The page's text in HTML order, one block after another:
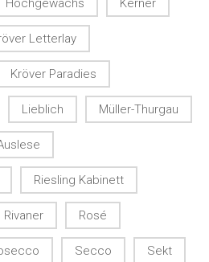
Hochgewächs Kerner
Letterlay
Kröver Paradies
Lieblich Müller-Thurgau
Riesling Kabinett
Rivaner Rosé
Secco Sekt